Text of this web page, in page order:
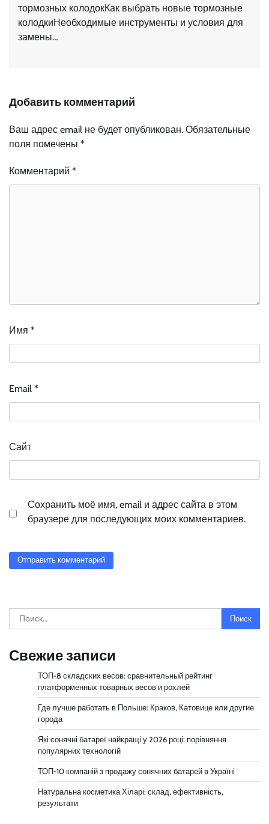
тормозных колодокКак выбрать новые тормозные
колодкиНеобходимые инструменты и условия для
замены…
Добавить комментарий
Ваш адрес email не будет опубликован. Обязательные
поля помечены *
Комментарий *
Имя *
Email *
Сайт
Сохранить моё имя, email и адрес сайта в этом
браузере для последующих моих комментариев.
Найти:
Свежие записи
ТОП-8 складских весов: сравнительный рейтинг
платформенных товарных весов и рохлей
Где лучше работать в Польше: Краков, Катовице или другие
города
Які сонячні батареї найкращі у 2026 році: порівняння
популярних технологій
ТОП-10 компаній з продажу сонячних батарей в Україні
Натуральна косметика Хіларі: склад, ефективність,
результати